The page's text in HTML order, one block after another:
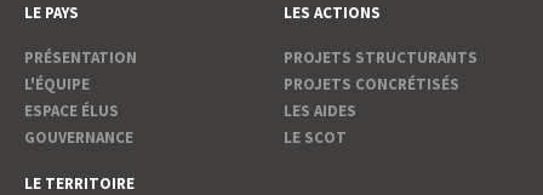
LE PAYS
PRÉSENTATION
L'ÉQUIPE
ESPACE ÉLUS
GOUVERNANCE
LES ACTIONS
PROJETS STRUCTURANTS
PROJETS CONCRÉTISÉS
LES AIDES
LE SCOT
LE TERRITOIRE